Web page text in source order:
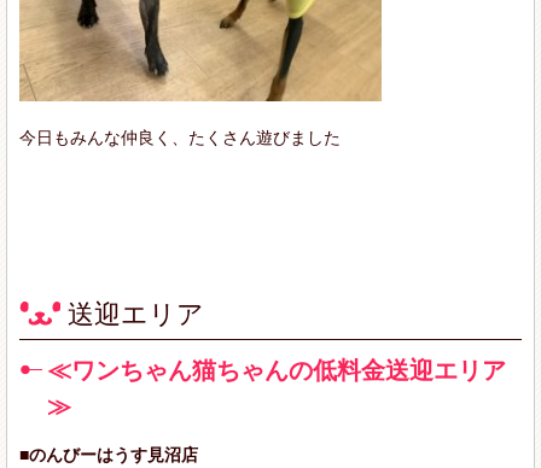
今日もみんな仲良く、たくさん遊びました
送迎エリア
≪ワンちゃん猫ちゃんの低料金送迎エリア
≫
■のんびーはうす見沼店